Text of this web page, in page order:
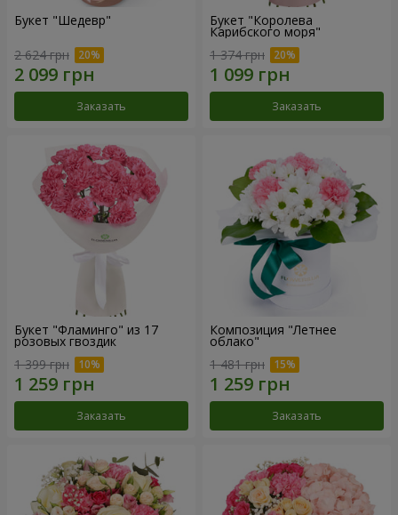
Букет "Шедевр"
2 624 грн
Заказать
Букет "Королева
Карибского моря"
1 374 грн
Заказать
Букет "Фламинго" из 17
розовых гвоздик
1 399 грн
Заказать
Композиция "Летнее
облако"
1 481 грн
Заказать